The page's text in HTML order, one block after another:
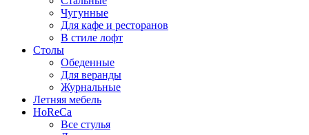
Чугунные
Для кафе и ресторанов
В стиле лофт
Столы
Обеденные
Для веранды
Журнальные
Летняя мебель
HoReCa
Все стулья